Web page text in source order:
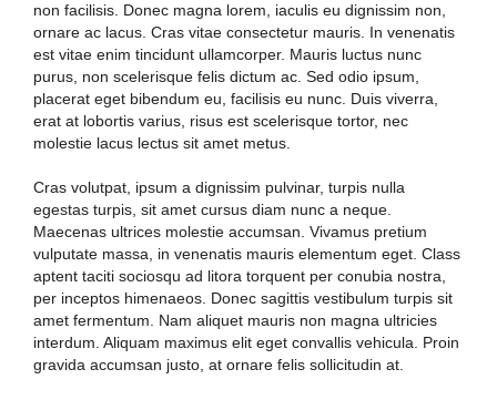
non facilisis. Donec magna lorem, iaculis eu dignissim non,
ornare ac lacus. Cras vitae consectetur mauris. In venenatis
est vitae enim tincidunt ullamcorper. Mauris luctus nunc
purus, non scelerisque felis dictum ac. Sed odio ipsum,
placerat eget bibendum eu, facilisis eu nunc. Duis viverra,
erat at lobortis varius, risus est scelerisque tortor, nec
molestie lacus lectus sit amet metus.
Cras volutpat, ipsum a dignissim pulvinar, turpis nulla
egestas turpis, sit amet cursus diam nunc a neque.
Maecenas ultrices molestie accumsan. Vivamus pretium
vulputate massa, in venenatis mauris elementum eget. Class
aptent taciti sociosqu ad litora torquent per conubia nostra,
per inceptos himenaeos. Donec sagittis vestibulum turpis sit
amet fermentum. Nam aliquet mauris non magna ultricies
interdum. Aliquam maximus elit eget convallis vehicula. Proin
gravida accumsan justo, at ornare felis sollicitudin at.